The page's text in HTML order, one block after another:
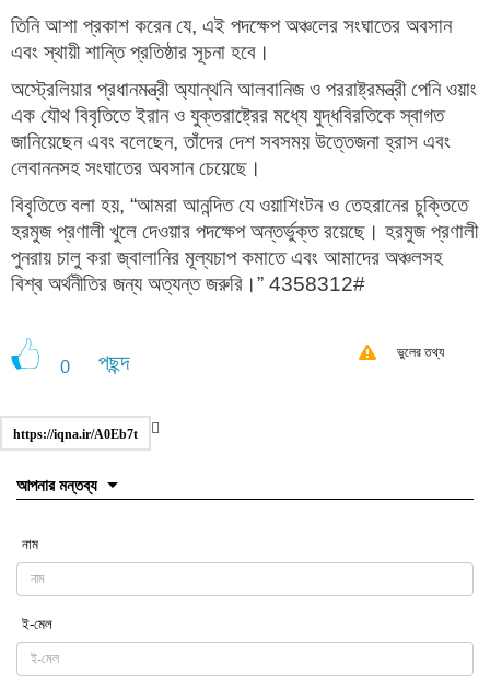
তিনি আশা প্রকাশ করেন যে, এই পদক্ষেপ অঞ্চলের সংঘাতের অবসান
এবং স্থায়ী শান্তি প্রতিষ্ঠার সূচনা হবে।
অস্ট্রেলিয়ার প্রধানমন্ত্রী অ্যান্থনি আলবানিজ ও পররাষ্ট্রমন্ত্রী পেনি ওয়াং
এক যৌথ বিবৃতিতে ইরান ও যুক্তরাষ্ট্রের মধ্যে যুদ্ধবিরতিকে স্বাগত
জানিয়েছেন এবং বলেছেন, তাঁদের দেশ সবসময় উত্তেজনা হ্রাস এবং
লেবাননসহ সংঘাতের অবসান চেয়েছে।
বিবৃতিতে বলা হয়, “আমরা আনন্দিত যে ওয়াশিংটন ও তেহরানের চুক্তিতে
হরমুজ প্রণালী খুলে দেওয়ার পদক্ষেপ অন্তর্ভুক্ত রয়েছে। হরমুজ প্রণালী
পুনরায় চালু করা জ্বালানির মূল্যচাপ কমাতে এবং আমাদের অঞ্চলসহ
বিশ্ব অর্থনীতির জন্য অত্যন্ত জরুরি।” 4358312#
0 পছন্দ ভুলের তথ্য
https://iqna.ir/A0Eb7t
আপনার মন্তব্য
নাম
ই-মেল